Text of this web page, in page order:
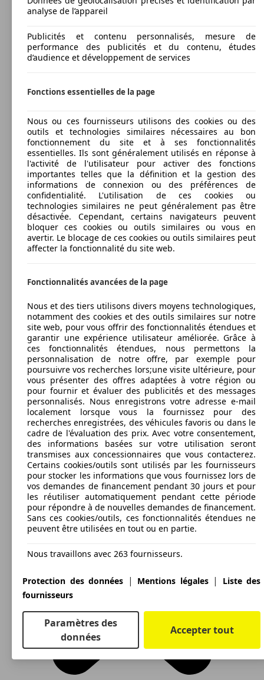
analyse de l’appareil
Publicités et contenu personnalisés, mesure de
performance des publicités et du contenu, études
d’audience et développement de services
Fonctions essentielles de la page
Nous ou ces fournisseurs utilisons des cookies ou des
outils et technologies similaires nécessaires au bon
fonctionnement du site et à ses fonctionnalités
essentielles. Ils sont généralement utilisés en réponse à
l'activité de l'utilisateur pour activer des fonctions
importantes telles que la définition et la gestion des
informations de connexion ou des préférences de
confidentialité. L'utilisation de ces cookies ou
technologies similaires ne peut généralement pas être
désactivée. Cependant, certains navigateurs peuvent
bloquer ces cookies ou outils similaires ou vous en
avertir. Le blocage de ces cookies ou outils similaires peut
affecter la fonctionnalité du site web.
Fonctionnalités avancées de la page
Nous et des tiers utilisons divers moyens technologiques,
notamment des cookies et des outils similaires sur notre
site web, pour vous offrir des fonctionnalités étendues et
garantir une expérience utilisateur améliorée. Grâce à
ces fonctionnalités étendues, nous permettons la
personnalisation de notre offre, par exemple pour
poursuivre vos recherches lors;une visite ultérieure, pour
vous présenter des offres adaptées à votre région ou
pour fournir et évaluer des publicités et des messages
personnalisés. Nous enregistrons votre adresse e-mail
localement lorsque vous la fournissez pour des
recherches enregistrées, des véhicules favoris ou dans le
cadre de l'évaluation des prix. Avec votre consentement,
des informations basées sur votre utilisation seront
transmises aux concessionnaires que vous contacterez.
Certains cookies/outils sont utilisés par les fournisseurs
pour stocker les informations que vous fournissez lors de
vos demandes de financement pendant 30 jours et pour
les réutiliser automatiquement pendant cette période
pour répondre à de nouvelles demandes de financement.
Sans ces cookies/outils, ces fonctionnalités étendues ne
peuvent être utilisées en tout ou en partie.
Nous travaillons avec 263 fournisseurs.
Protection des données | Mentions légales|
Liste des
fournisseurs
Paramètres des
données
Accepter tout